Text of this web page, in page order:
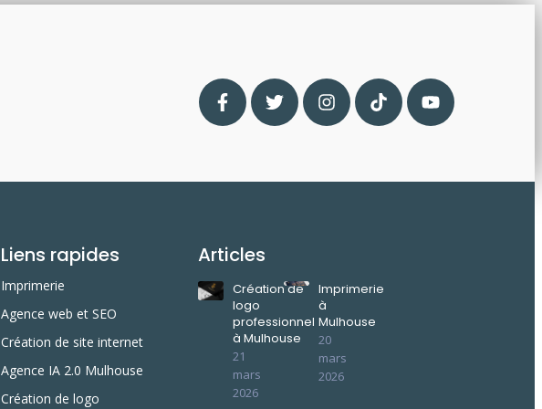
Liens rapides
Imprimerie
Agence web et SEO
Création de site internet
Agence IA 2.0 Mulhouse
Création de logo
Articles
Création de
logo
professionnel
à Mulhouse
21
mars
2026
Imprimerie
à
Mulhouse
20
mars
2026